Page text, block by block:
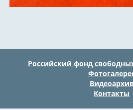
Российский фонд
Контакты